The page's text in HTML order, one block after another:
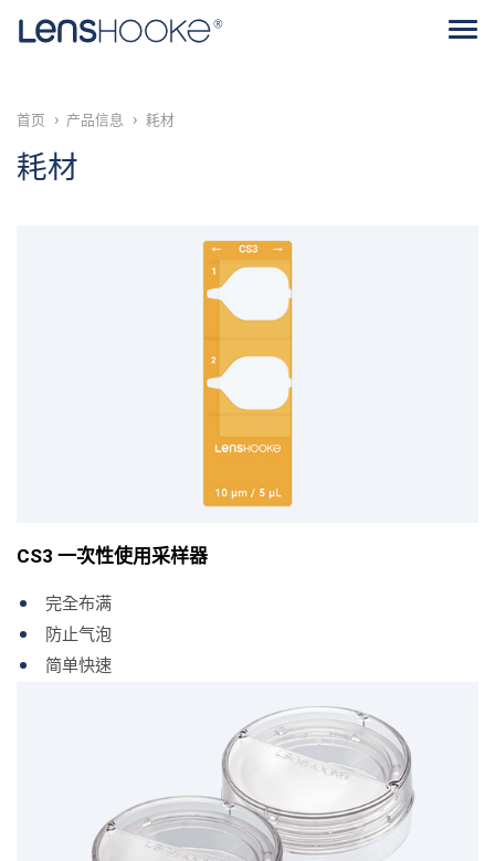
首页 产品信息 耗材
耗材
CS3 一次性使用采样器
完全布满
防止气泡
简单快速